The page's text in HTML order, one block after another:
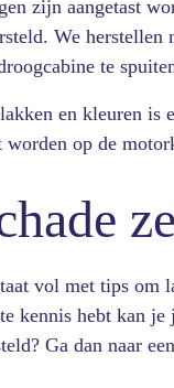
zijn aangetast
We herstellen
te
en kleuren is
worden op de
vol met tips om
kennis hebt kan
Ga dan naar